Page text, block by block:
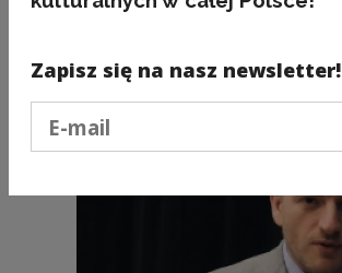
Zapisz się na nasz newsletter!